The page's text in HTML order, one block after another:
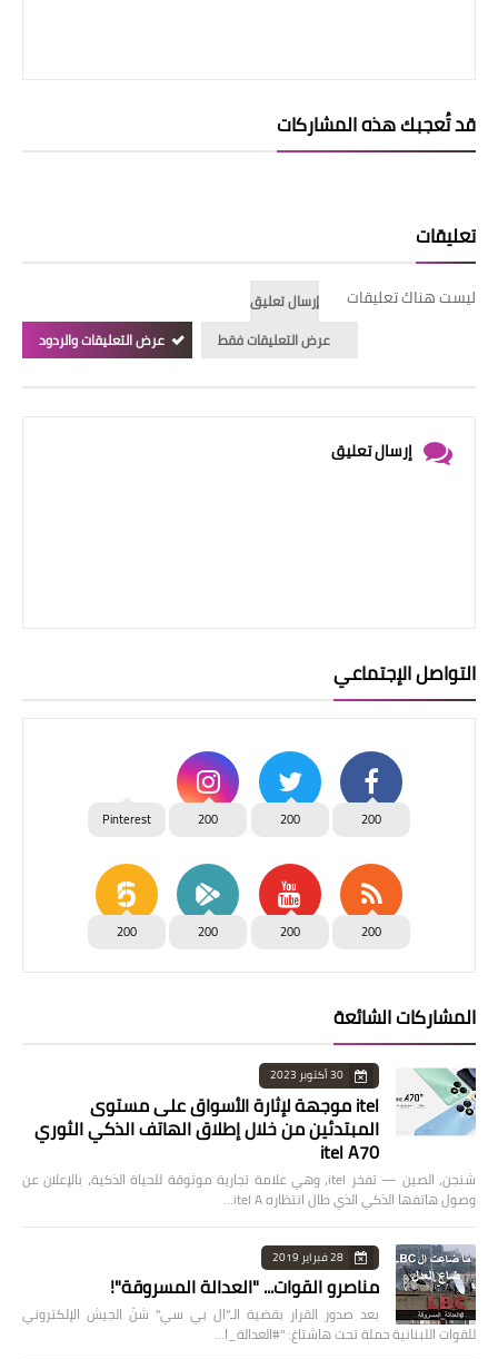
قد تُعجبك هذه المشاركات
تعليقات
ليست هناك تعليقات
إرسال تعليق
عرض التعليقات فقط
عرض التعليقات والردود
إرسال تعليق
التواصل الإجتماعي
200
200
200
Pinterest
200
200
200
200
المشاركات الشائعة
30 أكتوبر 2023
itel موجهة لإثارة الأسواق على مستوى
المبتدئين من خلال إطلاق الهاتف الذكي الثوري
itel A70
شنجن، الصين — تفخر itel، وهي علامة تجارية موثوقة للحياة الذكية، بالإعلان عن
وصول هاتفها الذكي الذي طال انتظاره itel A…
28 فبراير 2019
مناصرو القوات... "العدالة المسروقة"!
بعد صدور القرار بقضية الـ"ال بي سي" شنّ الجيش الإلكتروني
للقوات اللبنانية حملة تحت هاشتاغ: "#العدالة_ا…